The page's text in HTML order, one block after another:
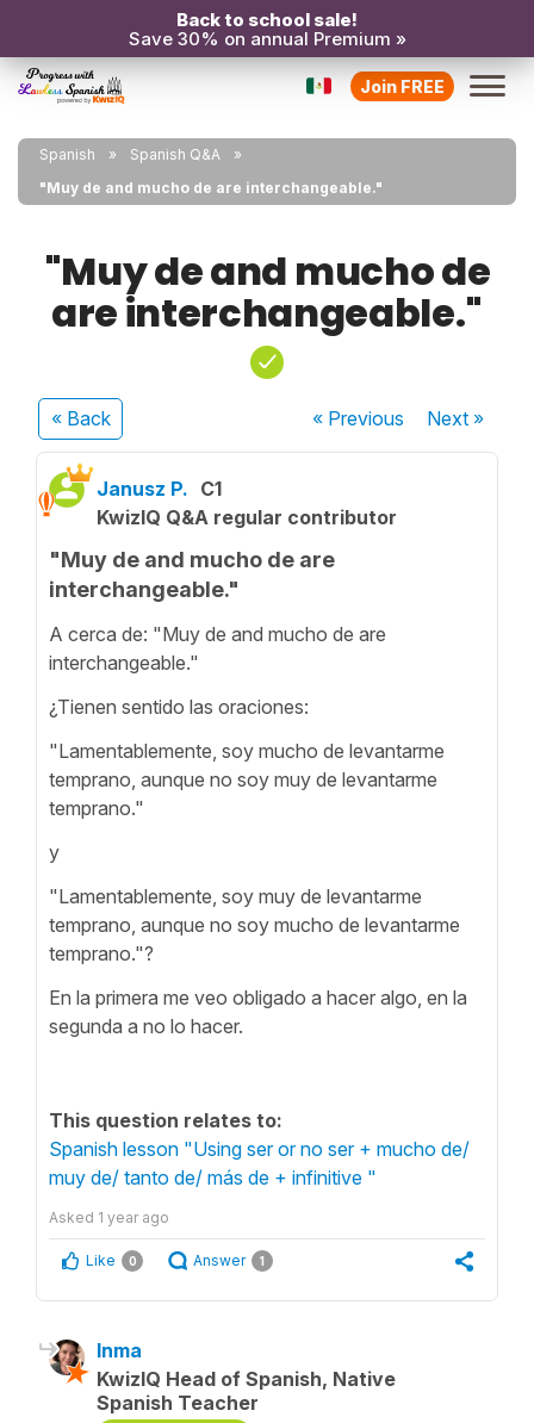
Back to school sale!
Save 30% on annual Premium »
Join FREE
Spanish
Spanish Q&A
"Muy de and mucho de are interchangeable."
"Muy de and mucho de
are interchangeable."
« Back « Previous Next»
Janusz P. C1
KwizIQ Q&A regular contributor
"Muy de and mucho de are
interchangeable."
A cerca de: "Muy de and mucho de are
interchangeable."
¿Tienen sentido las oraciones:
"Lamentablemente, soy mucho de levantarme
temprano, aunque no soy muy de levantarme
temprano."
y
"Lamentablemente, soy muy de levantarme
temprano, aunque no soy mucho de levantarme
temprano."?
En la primera me veo obligado a hacer algo, en la
segunda a no lo hacer.
This question relates to:
Spanish lesson "Using ser or no ser + mucho de/
muy de/ tanto de/ más de + infinitive "
Asked 1 year ago
Like 0 Answer 1
Inma
KwizIQ Head of Spanish, Native
Spanish Teacher